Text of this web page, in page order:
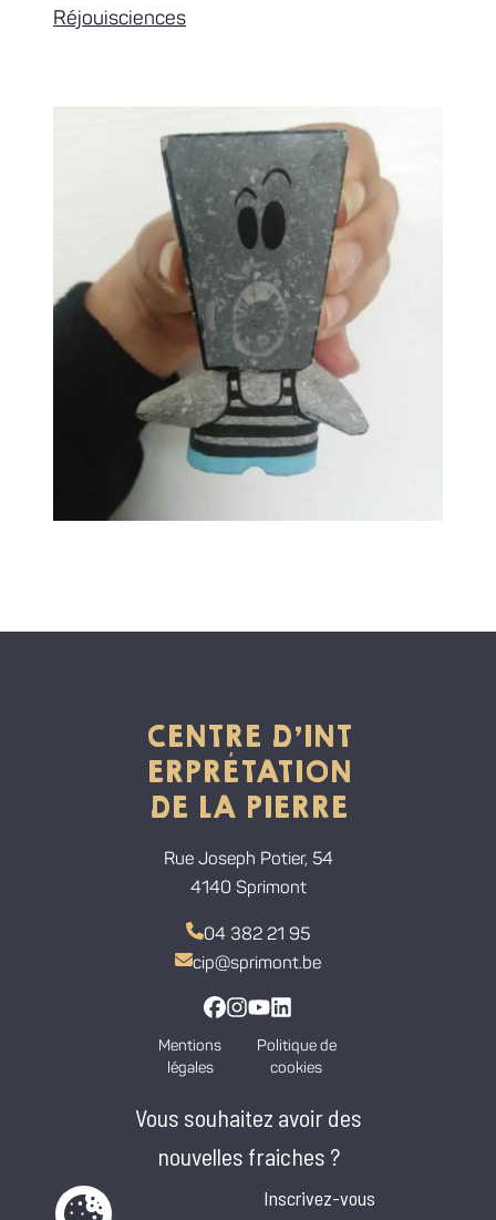
Réjouisciences
CENTRE D'INT
ERPRÉTATION
DE LA PIERRE
Rue Joseph Potier, 54
4140 Sprimont
04 382 21 95
cip@sprimont.be
Mentions
légales
Politique de
cookies
Vous souhaitez avoir des
nouvelles fraiches ?
Inscrivez-vous